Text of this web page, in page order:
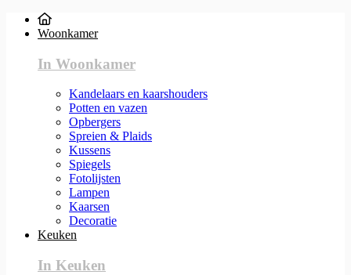
Woonkamer
In Woonkamer
Kandelaars en kaarshouders
Potten en vazen
Opbergers
Spreien & Plaids
Kussens
Spiegels
Fotolijsten
Lampen
Kaarsen
Decoratie
Keuken
In Keuken